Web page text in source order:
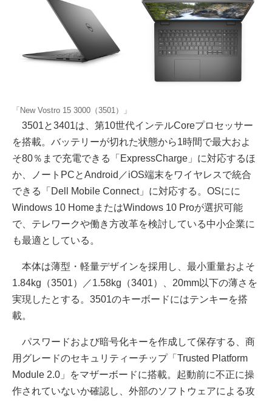
「New Vostro 15 3000（3501）」
3501と3401は、第10世代インテルCoreプロセッサー
を搭載。バッテリーが切れた状態から1時間で最大およ
そ80％まで充電できる「ExpressCharge」に対応するほ
か、ノートPCとAndroid／iOS端末をワイヤレスで統合
できる「Dell Mobile Connect」に対応する。OSにに
Windows 10 HomeまたはWindows 10 Proが選択可能
で、テレワークや働き方改革を検討している中小企業に
も最適としている。
本体は薄型・軽量デザインを採用し、最小重量およそ
1.84kg（3501）／1.58kg（3401）、20mm以下の薄さを
実現したとする。3501のキーボードにはテンキーを搭
載。
パスワードおよび暗号化キーを作成して保存する、商
用グレードのセキュリティーチップ「Trusted Platform
Module 2.0」をマザーボードに搭載。起動前に不正に操
作されていないか確認し、外部のソフトウェアによる攻